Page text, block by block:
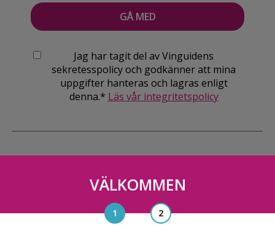
Jag har tagit del av Vinguidens
sekretesspolicy och godkänner att mina
uppgifter hanteras och lagras enligt
denna.* Läs vår integritetspolicy
Vinguiden Nordic AB
Blasieholmsgatan 4A, 111 48, Stockholm
VÄLKOMMEN